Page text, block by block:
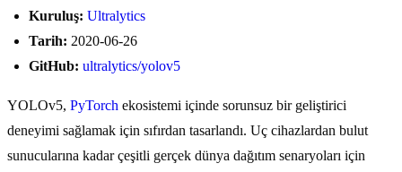
Kuruluş: Ultralytics
Tarih: 2020-06-26
GitHub: ultralytics/yolov5
YOLOv5, PyTorch ekosistemi içinde sorunsuz bir geliştirici
deneyimi sağlamak için sıfırdan tasarlandı. Uç cihazlardan bulut
sunucularına kadar çeşitli gerçek dünya dağıtım senaryoları için